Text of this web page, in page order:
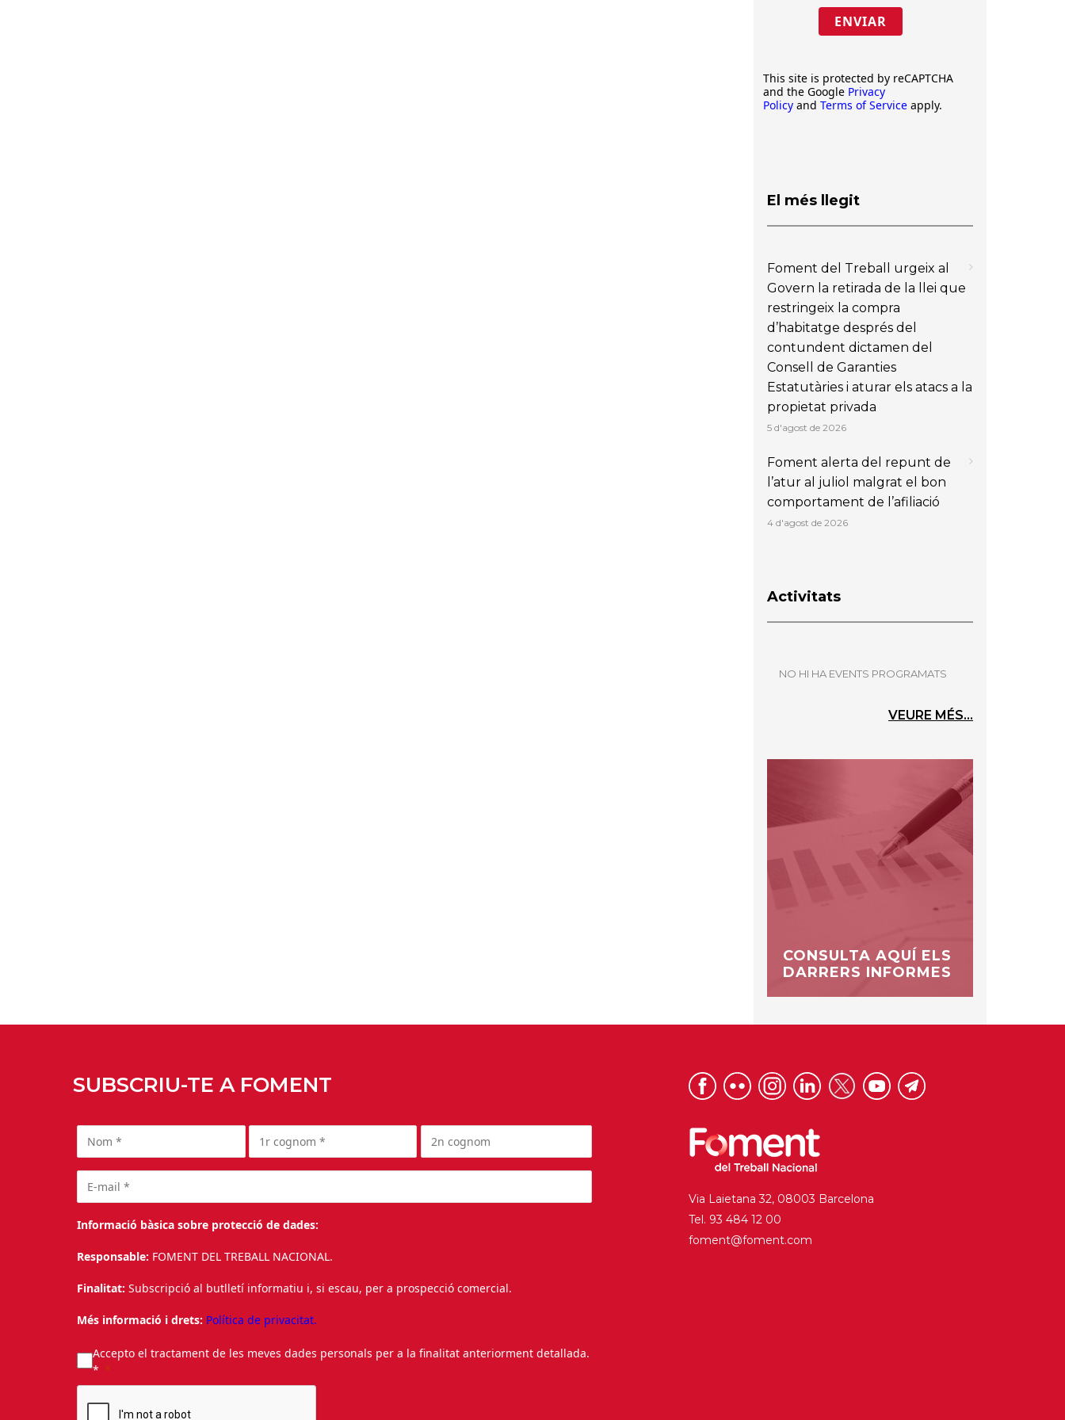
ENVIAR
This site is protected by reCAPTCHA
and the Google Privacy
Policy and Terms of Service apply.
El més llegit
Foment del Treball urgeix al
Govern la retirada de la llei que
restringeix la compra
d’habitatge després del
contundent dictamen del
Consell de Garanties
Estatutàries i aturar els atacs a la
propietat privada
5 d'agost de 2026
Foment alerta del repunt de
l’atur al juliol malgrat el bon
comportament de l’afiliació
4 d'agost de 2026
Activitats
NO HI HA EVENTS PROGRAMATS
VEURE MÉS...
CONSULTA AQUÍ ELS
DARRERS INFORMES
SUBSCRIU-TE A FOMENT
Informació bàsica sobre protecció de dades:
Responsable: FOMENT DEL TREBALL NACIONAL.
Finalitat: Subscripció al butlletí informatiu i, si escau, per a prospecció comercial.
Més informació i drets: Política de privacitat.
Accepto el tractament de les meves dades personals per a la finalitat anteriorment detallada.
*
Via Laietana 32, 08003 Barcelona
Tel. 93 484 12 00
foment@foment.com